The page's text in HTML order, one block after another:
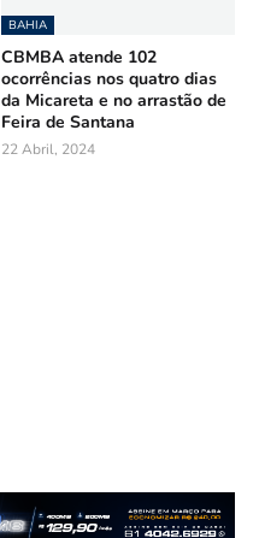
BAHIA
CBMBA atende 102
ocorrências nos quatro dias
da Micareta e no arrastão de
Feira de Santana
22 Abril, 2024